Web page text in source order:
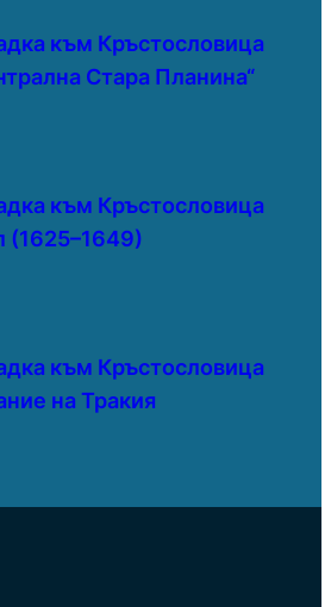
към Кръстословица
Стара Планина“
към Кръстословица
(1625–1649)
към Кръстословица
на Тракия